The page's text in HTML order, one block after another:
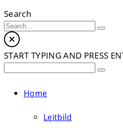
Search
START TYPING AND PRESS
Home
Leitbild